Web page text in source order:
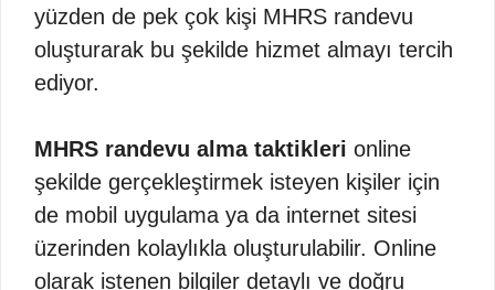
yüzden de pek çok kişi MHRS randevu
oluşturarak bu şekilde hizmet almayı tercih
ediyor.
MHRS randevu alma taktikleri online
şekilde gerçekleştirmek isteyen kişiler için
de mobil uygulama ya da internet sitesi
üzerinden kolaylıkla oluşturulabilir. Online
olarak istenen bilgiler detaylı ve doğru